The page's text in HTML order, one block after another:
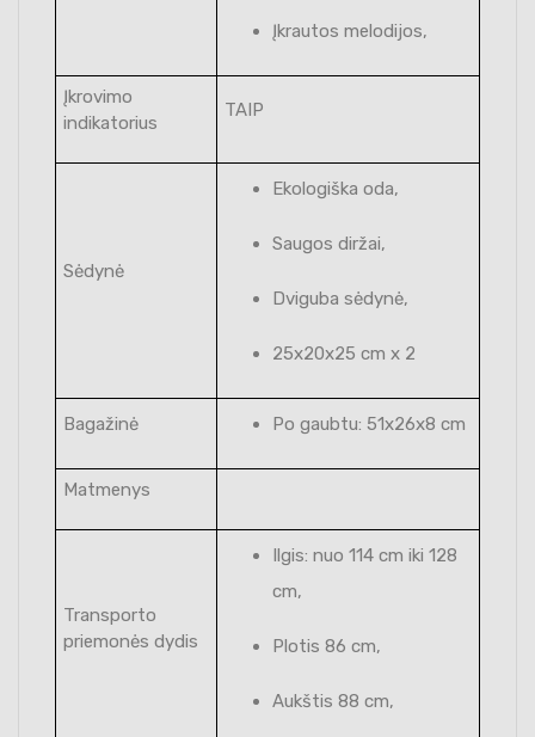
Įkrautos melodijos,
Įkrovimo
indikatorius
TAIP
Sėdynė
Ekologiška oda,
Saugos diržai,
Dviguba sėdynė,
25x20x25 cm x 2
Bagažinė Po gaubtu: 51x26x8 cm
Matmenys
Transporto
priemonės dydis
Ilgis: nuo 114 cm iki 128
cm,
Plotis 86 cm,
Aukštis 88 cm,